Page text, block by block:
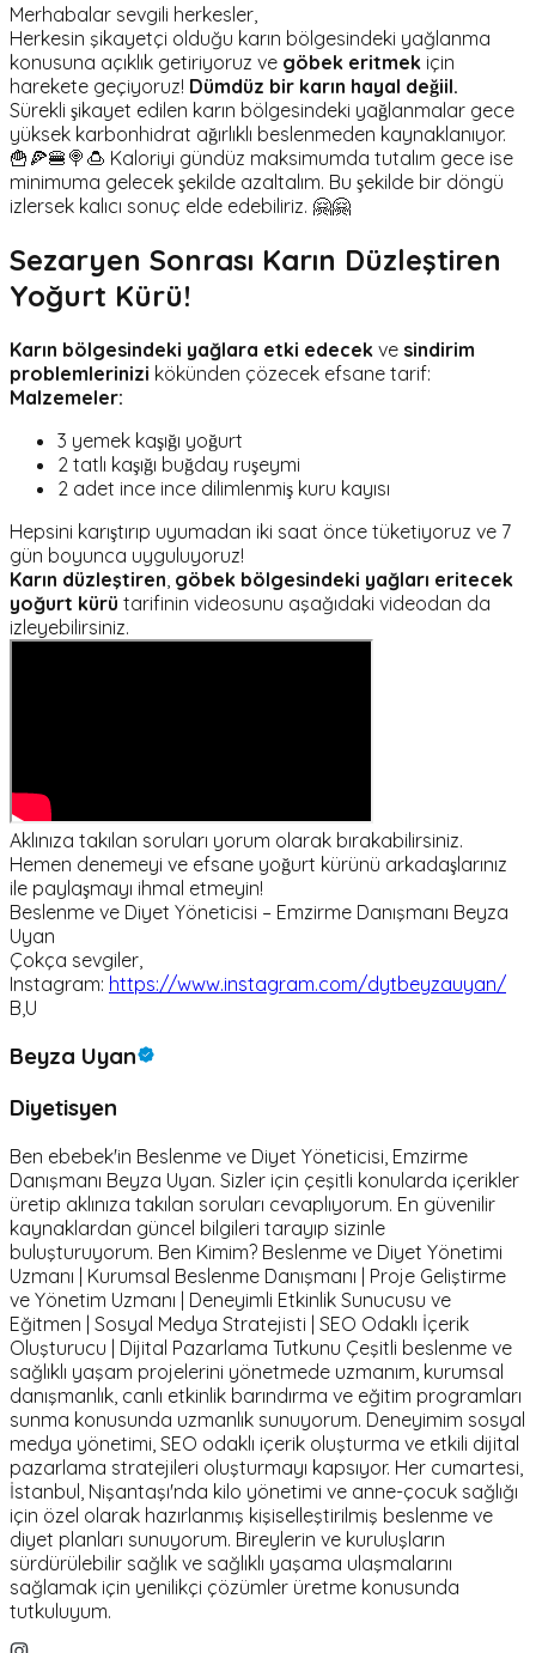
Merhabalar sevgili herkesler,
Herkesin şikayetçi olduğu karın bölgesindeki yağlanma
konusuna açıklık getiriyoruz ve göbek eritmek için
harekete geçiyoruz! Dümdüz bir karın hayal değiil.
Sürekli şikayet edilen karın bölgesindeki yağlanmalar gece
yüksek karbonhidrat ağırlıklı beslenmeden kaynaklanıyor.
🍟🍕🍔🍭🍮 Kaloriyi gündüz maksimumda tutalım gece ise
minimuma gelecek şekilde azaltalım. Bu şekilde bir döngü
izlersek kalıcı sonuç elde edebiliriz. 🤗🤗
Sezaryen Sonrası Karın Düzleştiren
Yoğurt Kürü!
Karın bölgesindeki yağlara etki edecek ve sindirim
problemlerinizi kökünden çözecek efsane tarif:
Malzemeler:
3 yemek kaşığı yoğurt
2 tatlı kaşığı buğday ruşeymi
2 adet ince ince dilimlenmiş kuru kayısı
Hepsini karıştırıp uyumadan iki saat önce tüketiyoruz ve 7
gün boyunca uyguluyoruz!
Karın düzleştiren göbek bölgesindeki yağları eritecek
yoğurt kürü tarifinin videosunu aşağıdaki videodan da
izleyebilirsiniz.
Aklınıza takılan soruları yorum olarak bırakabilirsiniz.
Hemen denemeyi ve efsane yoğurt kürünü arkadaşlarınız
ile paylaşmayı ihmal etmeyin!
Beslenme ve Diyet Yöneticisi – Emzirme Danışmanı Beyza
Uyan
Çokça sevgiler,
Instagram: https://www.instagram.com/dytbeyzauyan/
B,U
Beyza Uyan
Diyetisyen
Ben ebebek'in Beslenme ve Diyet Yöneticisi, Emzirme
Danışmanı Beyza Uyan. Sizler için çeşitli konularda içerikler
üretip aklınıza takılan soruları cevaplıyorum. En güvenilir
kaynaklardan güncel bilgileri tarayıp sizinle
buluşturuyorum. Ben Kimim? Beslenme ve Diyet Yönetimi
Uzmanı | Kurumsal Beslenme Danışmanı | Proje Geliştirme
ve Yönetim Uzmanı | Deneyimli Etkinlik Sunucusu ve
Eğitmen | Sosyal Medya Stratejisti | SEO Odaklı İçerik
Oluşturucu | Dijital Pazarlama Tutkunu Çeşitli beslenme ve
sağlıklı yaşam projelerini yönetmede uzmanım, kurumsal
danışmanlık, canlı etkinlik barındırma ve eğitim programları
sunma konusunda uzmanlık sunuyorum. Deneyimim sosyal
medya yönetimi, SEO odaklı içerik oluşturma ve etkili dijital
pazarlama stratejileri oluşturmayı kapsıyor. Her cumartesi,
İstanbul, Nişantaşı'nda kilo yönetimi ve anne-çocuk sağlığı
için özel olarak hazırlanmış kişiselleştirilmiş beslenme ve
diyet planları sunuyorum. Bireylerin ve kuruluşların
sürdürülebilir sağlık ve sağlıklı yaşama ulaşmalarını
sağlamak için yenilikçi çözümler üretme konusunda
tutkuluyum.